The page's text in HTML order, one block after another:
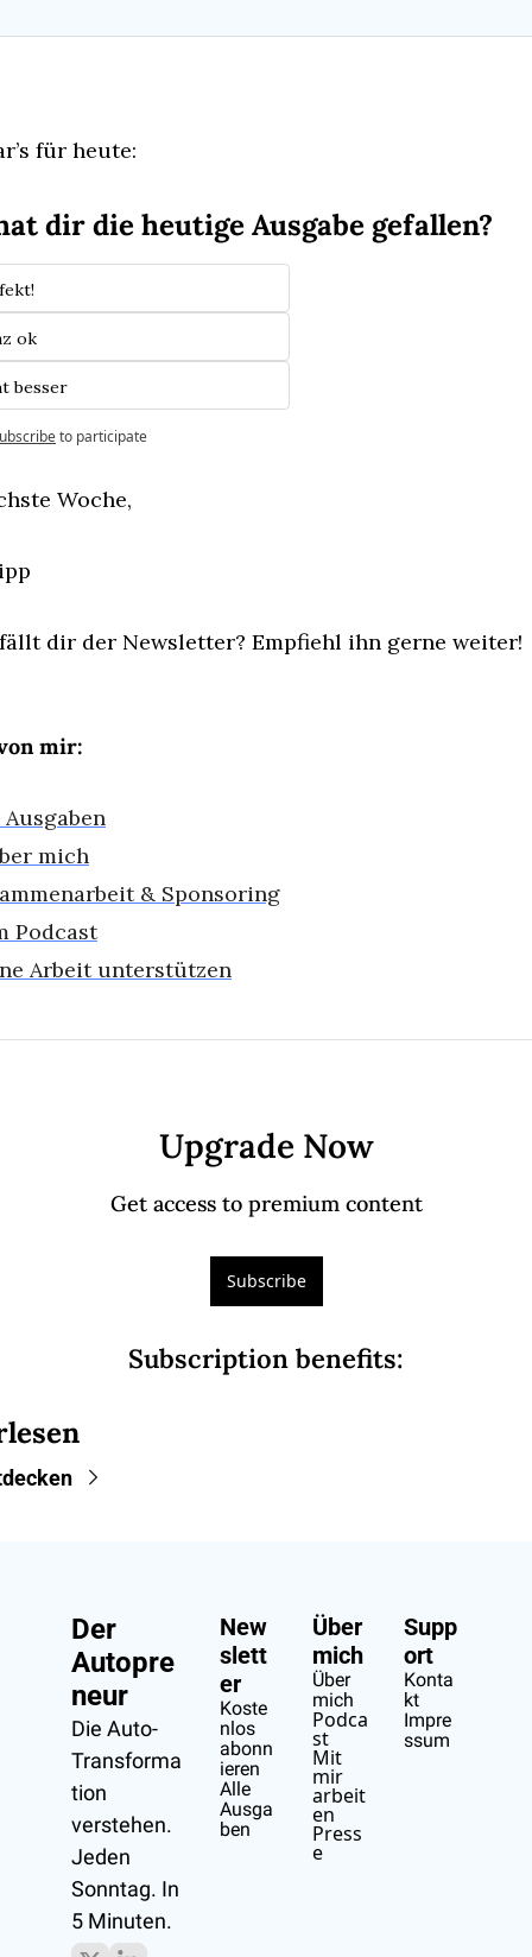
für heute:
dir die heutige Ausgabe gefallen?
ok
besser
to participate
Woche,
dir der Newsletter? Empfiehl ihn gerne weiter!
mir:
mich
& Sponsoring
Podcast
Arbeit unterstützen
Upgrade Now
Get access to premium content
Subscribe
Subscription benefits:
Der
Autopre
neur
Die Auto-
Transforma
tion
verstehen.
Jeden
Sonntag. In
5 Minuten.
New
slett
er
Koste
nlos
abonn
ieren
Alle
Ausga
ben
Über
mich
Über
mich
Podca
st
Mit
mir
arbeit
en
Press
e
Supp
ort
Konta
kt
Impre
ssum